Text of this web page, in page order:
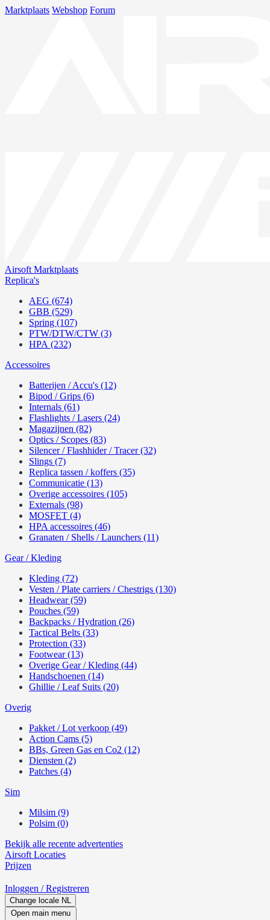
Marktplaats Webshop Forum
Airsoft Marktplaats
Replica's
AEG (674)
GBB (529)
Spring (107)
PTW/DTW/CTW (3)
HPA (232)
Accessoires
Batterijen / Accu's (12)
Bipod / Grips (6)
Internals (61)
Flashlights / Lasers (24)
Magazijnen (82)
Optics / Scopes (83)
Silencer / Flashhider / Tracer (32)
Slings (7)
Replica tassen / koffers (35)
Communicatie (13)
Overige accessoires (105)
Externals (98)
MOSFET (4)
HPA accessoires (46)
Granaten / Shells / Launchers (11)
Gear / Kleding
Kleding (72)
Vesten / Plate carriers / Chestrigs (130)
Headwear (59)
Pouches (59)
Backpacks / Hydration (26)
Tactical Belts (33)
Protection (33)
Footwear (13)
Overige Gear / Kleding (44)
Handschoenen (14)
Ghillie / Leaf Suits (20)
Overig
Pakket / Lot verkoop (49)
Action Cams (5)
BBs, Green Gas en Co2 (12)
Diensten (2)
Patches (4)
Sim
Milsim (9)
Polsim (0)
Bekijk alle recente advertenties
Airsoft Locaties
Prijzen
Inloggen / Registreren
Change locale NL
Open main menu